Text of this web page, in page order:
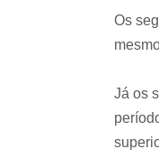
Os
Já os